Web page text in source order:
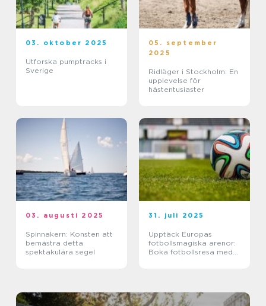
03. oktober 2025
Utforska pumptracks i
Sverige
05. september
2025
Ridläger i Stockholm: En
upplevelse för
hästentusiaster
03. augusti 2025
Spinnakern: Konsten att
bemästra detta
spektakulära segel
31. juli 2025
Upptäck Europas
fotbollsmagiska arenor:
Boka fotbollsresa med